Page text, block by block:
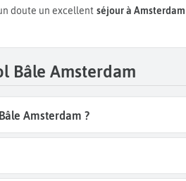
doute un excellent séjour à Amsterdam
Bâle Amsterdam
Amsterdam ?